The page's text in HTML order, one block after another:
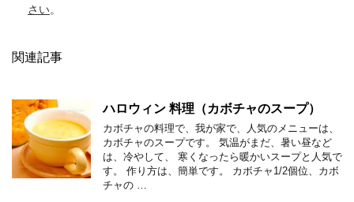
さい。
関連記事
ハロウィン 料理（カボチャのスープ）
カボチャの料理で、我が家で、人気のメニューは、
カボチャのスープです。 気温がまだ、暑い昼など
は、冷やして、 寒くなったら暖かいスープと人気で
す。 作り方は、簡単です。 カボチャ1/2個位、カボ
チャの …